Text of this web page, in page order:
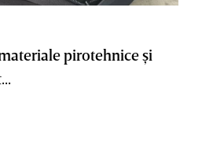
pirotehnice şi